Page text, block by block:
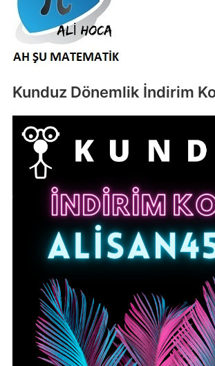
Kunduz Dönemlik İndirim